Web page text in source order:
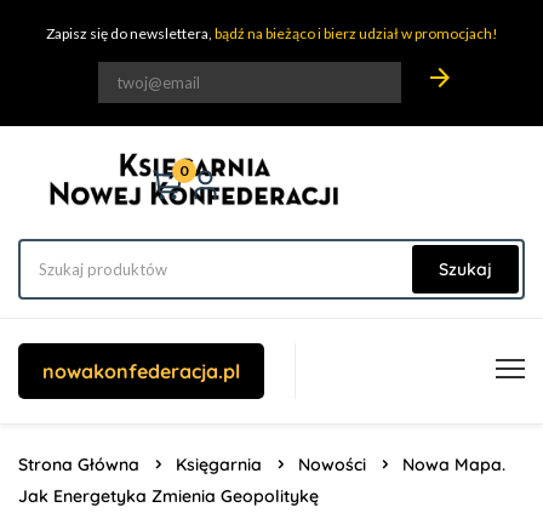
Zapisz się do newslettera, bądź na bieżąco i bierz udział w promocjach!
arrow_forward
0
Szukaj
nowakonfederacja.pl
Strona Główna Księgarnia Nowości
Nowa Mapa.
Jak Energetyka Zmienia Geopolitykę